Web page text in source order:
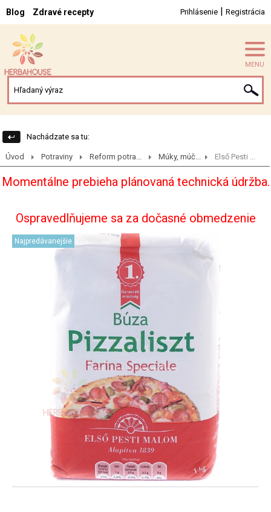
Blog Zdravé recepty Prihlásenie | Registrácia
MENU
Nachádzate sa tu:
Úvod Potraviny Reform potra... Múky, múč... Első Pesti ...
Momentálne prebieha plánovaná technická údržba.
Ospravedlňujeme sa za dočasné obmedzenie
Najpredávanejšie